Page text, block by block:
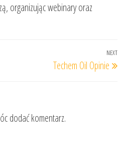
organizując webinary oraz
NEXT
Techem Oil Opinie
dodać komentarz.